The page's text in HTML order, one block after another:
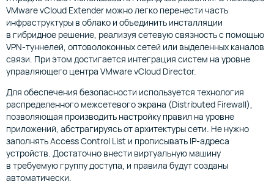
VMware vCloud Extender можно легко перенести часть
инфраструктуры в облако и объединить инсталляции
в гибридное решение, реализуя сетевую связность с помощью
VPN-туннелей, оптоволоконных сетей или выделенных каналов
связи. При этом достигается интеграция систем на уровне
управляющего центра VMware vCloud Director.
Для обеспечения безопасности используется технология
распределенного межсетевого экрана (Distributed Firewall),
позволяющая производить настройку правил на уровне
приложений, абстрагируясь от архитектуры сети. Не нужно
заполнять Access Control List и прописывать IP-адреса
устройств. Достаточно внести виртуальную машину
в требуемую группу доступа, и правила будут созданы
автоматически.